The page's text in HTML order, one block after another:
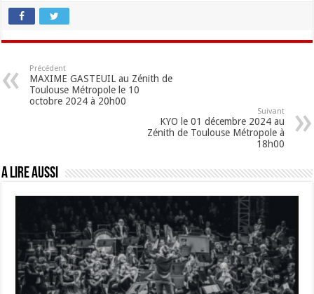
Précédent
MAXIME GASTEUIL au Zénith de
Toulouse Métropole le 10
octobre 2024 à 20h00
Suivant
KYO le 01 décembre 2024 au
Zénith de Toulouse Métropole à
18h00
A lire aussi